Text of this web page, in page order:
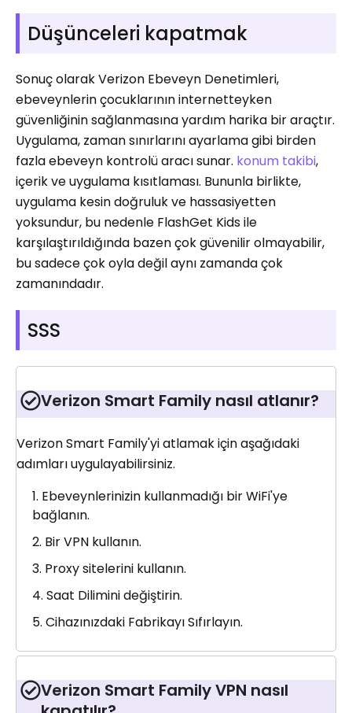
Düşünceleri kapatmak
Sonuç olarak Verizon Ebeveyn Denetimleri,
ebeveynlerin çocuklarının internetteyken
güvenliğinin sağlanmasına yardım harika bir araçtır.
Uygulama, zaman sınırlarını ayarlama gibi birden
fazla ebeveyn kontrolü aracı sunar. konum takibi,
içerik ve uygulama kısıtlaması. Bununla birlikte,
uygulama kesin doğruluk ve hassasiyetten
yoksundur, bu nedenle FlashGet Kids ile
karşılaştırıldığında bazen çok güvenilir olmayabilir,
bu sadece çok oyla değil aynı zamanda çok
zamanındadır.
SSS
Verizon Smart Family nasıl atlanır?
Verizon Smart Family'yi atlamak için aşağıdaki
adımları uygulayabilirsiniz.
Ebeveynlerinizin kullanmadığı bir WiFi'ye
bağlanın.
Bir VPN kullanın.
Proxy sitelerini kullanın.
Saat Dilimini değiştirin.
Cihazınızdaki Fabrikayı Sıfırlayın.
Verizon Smart Family VPN nasıl